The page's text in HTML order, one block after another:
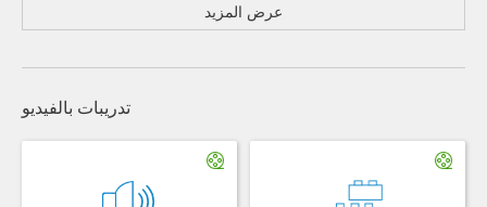
عرض المزيد
تدريبات بالفيديو